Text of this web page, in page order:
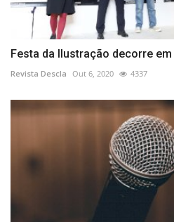
Festa da Ilustração decorre em
Revista Descla Out 6, 2020 4337